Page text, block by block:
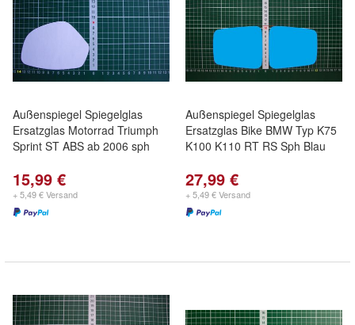
Außenspiegel Spiegelglas
Ersatzglas Motorrad Triumph
Sprint ST ABS ab 2006 sph
15,99 €
+ 5,49 € Versand
Außenspiegel Spiegelglas
Ersatzglas Bike BMW Typ K75
K100 K110 RT RS Sph Blau
27,99 €
+ 5,49 € Versand